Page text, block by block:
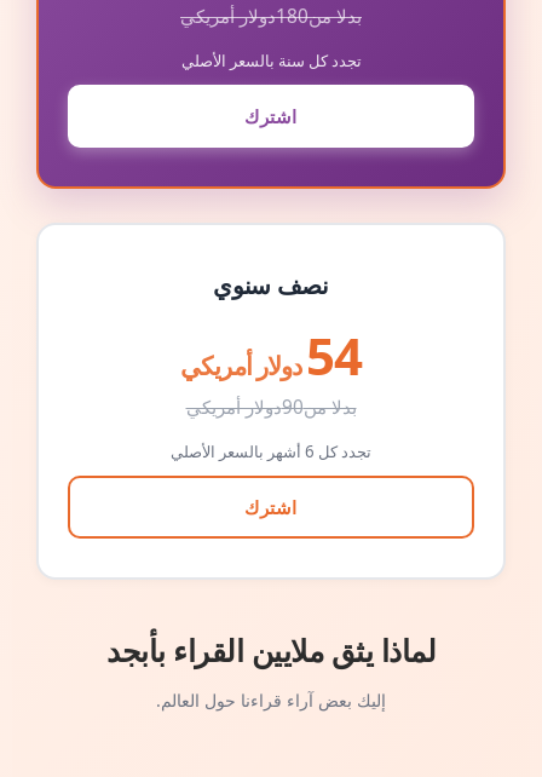
بدلا من180دولار أمريكي
تجدد كل سنة بالسعر الأصلي
اشترك
نصف سنوي
54 دولار أمريكي
بدلا من90دولار أمريكي
تجدد كل 6 أشهر بالسعر الأصلي
اشترك
لماذا يثق ملايين القراء بأبجد
إليك بعض آراء قراءنا حول العالم.